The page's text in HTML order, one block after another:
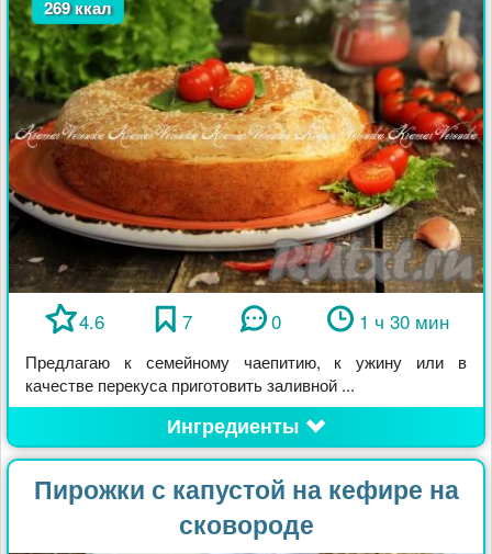
269 ккал
4.6 7 0 1 ч 30 мин
Предлагаю к семейному чаепитию, к ужину или в
качестве перекуса приготовить заливной ...
Ингредиенты
Пирожки с капустой на кефире на
сковороде